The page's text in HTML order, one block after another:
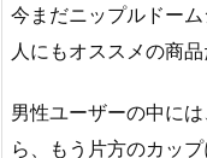
今まだニップルドー
人にもオススメの商品
男性ユーザーの中に
ら、もう片方のカップ